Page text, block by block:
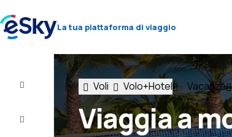
La tua piattaforma di viaggio
Volo+Hotel
Viaggia a
Voli Volo+Hotel Vacanze